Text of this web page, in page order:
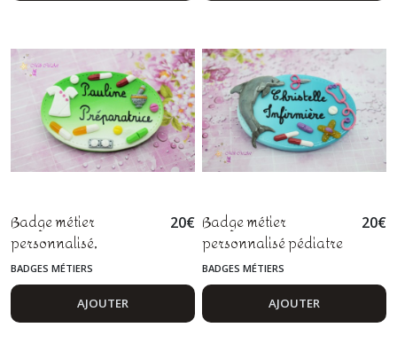
Badge métier
personnalisé,
pharmacien,
pharmacienne,
préparatrice en
pharmacie, fimo
20€
BADGES MÉTIERS
AJOUTER
Badge métier
personnalisé pédiatre
sage femme infirmière
dauphin fimo
20€
BADGES MÉTIERS
AJOUTER